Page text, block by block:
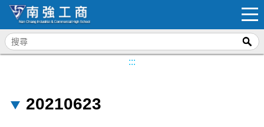
:::
20210623